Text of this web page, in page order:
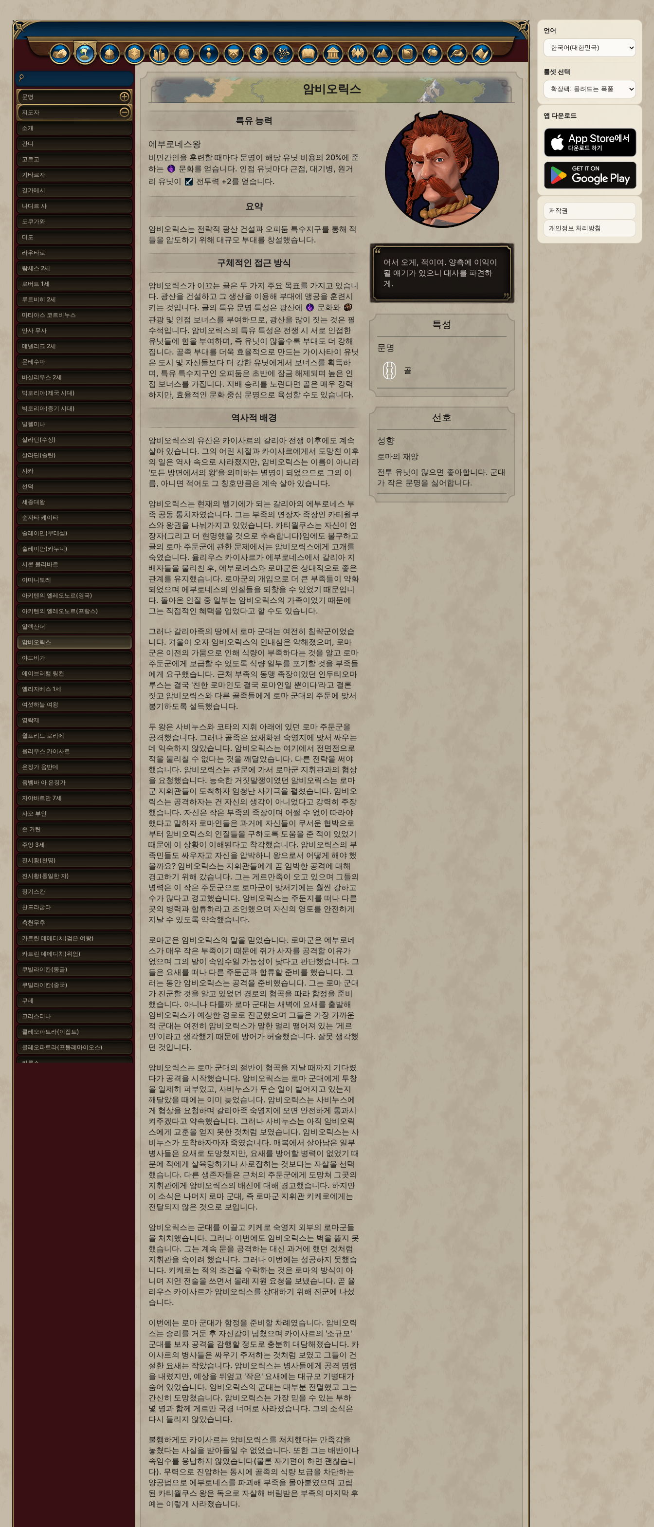
문명
지도자
소개
간디
고르고
기타르자
길가메시
나디르 샤
도쿠가와
디도
라우타로
람세스 2세
로버트 1세
루트비히 2세
마티아스 코르비누스
만사 무사
메넬리크 2세
몬테수마
바실리우스 2세
빅토리아(제국 시대)
빅토리아(증기 시대)
빌헬미나
살라딘(수상)
살라딘(술탄)
샤카
선덕
세종대왕
순자타 케이타
술레이만(무테셈)
술레이만(카누니)
시몬 볼리바르
아마니토레
아키텐의 엘레오노르(영국)
아키텐의 엘레오노르(프랑스)
알렉산더
암비오릭스
야드비가
에이브러햄 링컨
엘리자베스 1세
여섯하늘 여왕
영락제
윌프리드 로리에
율리우스 카이사르
은징가 음반데
음벰바 아 은징가
자야바르만 7세
자오 부인
존 커틴
주앙 3세
진시황(천명)
진시황(통일한 자)
징기스칸
찬드라굽타
측천무후
카트린 데메디치(검은 여왕)
카트린 데메디치(위엄)
쿠빌라이칸(몽골)
쿠빌라이칸(중국)
쿠페
크리스티나
클레오파트라(이집트)
클레오파트라(프톨레마이오스)
키루스
암비오릭스
특유 능력
에부로네스왕
비민간인을 훈련할 때마다 문명이 해당 유닛 비용의 20%에 준
하는
문화를 얻습니다. 인접 유닛마다 근접, 대기병, 원거
리 유닛이
전투력 +2를 얻습니다.
요약
암비오릭스는 전략적 광산 건설과 오피둠 특수지구를 통해 적
들을 압도하기 위해 대규모 부대를 창설했습니다.
구체적인 접근 방식
암비오릭스가 이끄는 골은 두 가지 주요 목표를 가지고 있습니
다. 광산을 건설하고 그 생산을 이용해 부대에 맹공을 훈련시
키는 것입니다. 골의 특유 문명 특성은 광산에
문화와
관광 및 인접 보너스를 부여하므로, 광산을 많이 짓는 것은 필
수적입니다. 암비오릭스의 특유 특성은 전쟁 시 서로 인접한
유닛들에 힘을 부여하며, 즉 유닛이 많을수록 부대도 더 강해
집니다. 골족 부대를 더욱 효율적으로 만드는 가이사타이 유닛
은 도시 및 자신들보다 더 강한 유닛에게서 보너스를 획득하
며, 특유 특수지구인 오피둠은 초반에 잠금 해제되며 높은 인
접 보너스를 가집니다. 지배 승리를 노린다면 골은 매우 강력
하지만, 효율적인 문화 중심 문명으로 육성할 수도 있습니다.
역사적 배경
암비오릭스의 유산은 카이사르의 갈리아 전쟁 이후에도 계속
살아 있습니다. 그의 어린 시절과 카이사르에게서 도망친 이후
의 일은 역사 속으로 사라졌지만, 암비오릭스는 이름이 아니라
'모든 방면에서의 왕'을 의미하는 별명이 되었으므로 그의 이
름, 아니면 적어도 그 칭호만큼은 계속 살아 있습니다.
암비오릭스는 현재의 벨기에가 되는 갈리아의 에부로네스 부
족 공동 통치자였습니다. 그는 부족의 연장자 족장인 카티월쿠
스와 왕권을 나눠가지고 있었습니다. 카티월쿠스는 자신이 연
장자(그리고 더 현명했을 것으로 추측합니다)임에도 불구하고
골의 로마 주둔군에 관한 문제에서는 암비오릭스에게 고개를
숙였습니다. 율리우스 카이사르가 에부로네스에서 갈리아 지
배자들을 물리친 후, 에부로네스와 로마군은 상대적으로 좋은
관계를 유지했습니다. 로마군의 개입으로 더 큰 부족들이 약화
되었으며 에부로네스의 인질들을 되찾을 수 있었기 때문입니
다. 돌아온 인질 중 일부는 암비오릭스의 가족이었기 때문에
그는 직접적인 혜택을 입었다고 할 수도 있습니다.
그러나 갈리아족의 땅에서 로마 군대는 여전히 침략군이었습
니다. 겨울이 오자 암비오릭스의 인내심은 약해졌으며, 로마
군은 이전의 가뭄으로 인해 식량이 부족하다는 것을 알고 로마
주둔군에게 보급할 수 있도록 식량 일부를 포기할 것을 부족들
에게 요구했습니다. 근처 부족의 동맹 족장이었던 인두티오마
루스는 결국 '친한 로마인도 결국 로마인일 뿐이다'라고 결론
짓고 암비오릭스와 다른 골족들에게 로마 군대의 주둔에 맞서
봉기하도록 설득했습니다.
두 왕은 사비누스와 코타의 지휘 아래에 있던 로마 주둔군을
공격했습니다. 그러나 골족은 요새화된 숙영지에 맞서 싸우는
데 익숙하지 않았습니다. 암비오릭스는 여기에서 전면전으로
적을 물리칠 수 없다는 것을 깨달았습니다. 다른 전략을 써야
했습니다. 암비오릭스는 관문에 가서 로마군 지휘관과의 협상
을 요청했습니다. 능숙한 거짓말쟁이였던 암비오릭스는 로마
군 지휘관들이 도착하자 엄청난 사기극을 펼쳤습니다. 암비오
릭스는 공격하자는 건 자신의 생각이 아니었다고 강력히 주장
했습니다. 자신은 작은 부족의 족장이며 어쩔 수 없이 따라야
했다고 말하자 로마인들은 과거에 자신들이 무서운 협박으로
부터 암비오릭스의 인질들을 구하도록 도움을 준 적이 있었기
때문에 이 상황이 이해된다고 착각했습니다. 암비오릭스의 부
족민들도 싸우자고 자신을 압박하니 왕으로서 어떻게 해야 했
을까요? 암비오릭스는 지휘관들에게 곧 임박한 공격에 대해
경고하기 위해 갔습니다. 그는 게르만족이 오고 있으며 그들의
병력은 이 작은 주둔군으로 로마군이 맞서기에는 훨씬 강하고
수가 많다고 경고했습니다. 암비오릭스는 주둔지를 떠나 다른
곳의 병력과 합류하라고 조언했으며 자신의 영토를 안전하게
지날 수 있도록 약속했습니다.
로마군은 암비오릭스의 말을 믿었습니다. 로마군은 에부로네
스가 매우 작은 부족이기 때문에 쥐가 사자를 공격할 이유가
없으며 그의 말이 속임수일 가능성이 낮다고 판단했습니다. 그
들은 요새를 떠나 다른 주둔군과 합류할 준비를 했습니다. 그
러는 동안 암비오릭스는 공격을 준비했습니다. 그는 로마 군대
가 진군할 것을 알고 있었던 경로의 협곡을 따라 함정을 준비
했습니다. 아니나 다를까 로마 군대는 새벽에 요새를 출발해
암비오릭스가 예상한 경로로 진군했으며 그들은 가장 가까운
적 군대는 여전히 암비오릭스가 말한 멀리 떨어져 있는 '게르
만'이라고 생각했기 때문에 방어가 허술했습니다. 잘못 생각했
던 것입니다.
암비오릭스는 로마 군대의 절반이 협곡을 지날 때까지 기다렸
다가 공격을 시작했습니다. 암비오릭스는 로마 군대에게 투창
을 일제히 퍼부었고, 사비누스가 무슨 일이 벌어지고 있는지
깨달았을 때에는 이미 늦었습니다. 암비오릭스는 사비누스에
게 협상을 요청하며 갈리아족 숙영지에 오면 안전하게 통과시
켜주겠다고 약속했습니다. 그러나 사비누스는 아직 암비오릭
스에게 교훈을 얻지 못한 것처럼 보였습니다. 암비오릭스는 사
비누스가 도착하자마자 죽였습니다. 매복에서 살아남은 일부
병사들은 요새로 도망쳤지만, 요새를 방어할 병력이 없었기 때
문에 적에게 살육당하거나 사로잡히는 것보다는 자살을 선택
했습니다. 다른 생존자들은 근처의 주둔군에게 도망쳐 그곳의
지휘관에게 암비오릭스의 배신에 대해 경고했습니다. 하지만
이 소식은 나머지 로마 군대, 즉 로마군 지휘관 키케로에게는
전달되지 않은 것으로 보입니다.
암비오릭스는 군대를 이끌고 키케로 숙영지 외부의 로마군들
을 처치했습니다. 그러나 이번에도 암비오릭스는 벽을 뚫지 못
했습니다. 그는 계속 문을 공격하는 대신 과거에 했던 것처럼
지휘관을 속이려 했습니다. 그러나 이번에는 성공하지 못했습
니다. 키케로는 적의 조건을 수락하는 것은 로마의 방식이 아
니며 지연 전술을 쓰면서 몰래 지원 요청을 보냈습니다. 곧 율
리우스 카이사르가 암비오릭스를 상대하기 위해 진군에 나섰
습니다.
이번에는 로마 군대가 함정을 준비할 차례였습니다. 암비오릭
스는 승리를 거둔 후 자신감이 넘쳤으며 카이사르의 '소규모'
군대를 보자 공격을 감행할 정도로 충분히 대담해졌습니다. 카
이사르의 병사들은 싸우기 주저하는 것처럼 보였고 그들이 건
설한 요새는 작았습니다. 암비오릭스는 병사들에게 공격 명령
을 내렸지만, 예상을 뒤엎고 '작은' 요새에는 대규모 기병대가
숨어 있었습니다. 암비오릭스의 군대는 대부분 전멸했고 그는
간신히 도망쳤습니다. 암비오릭스는 가장 믿을 수 있는 부하
몇 명과 함께 게르만 국경 너머로 사라졌습니다. 그의 소식은
다시 들리지 않았습니다.
불행하게도 카이사르는 암비오릭스를 처치했다는 만족감을
놓쳤다는 사실을 받아들일 수 없었습니다. 또한 그는 배반이나
속임수를 용납하지 않았습니다(물론 자기편이 하면 괜찮습니
다). 무력으로 진압하는 동시에 골족의 식량 보급을 차단하는
양공법으로 에부로네스를 파괴해 부족을 몰아붙였으며 고립
된 카티월쿠스 왕은 독으로 자살해 버림받은 부족의 마지막 후
예는 이렇게 사라졌습니다.
어서 오게, 적이여. 양측에 이익이
될 얘기가 있으니 대사를 파견하
게.
특성
문명
골
선호
성향
로마의 재앙
전투 유닛이 많으면 좋아합니다. 군대
가 작은 문명을 싫어합니다.
언어
룰셋 선택
앱 다운로드
저작권
개인정보 처리방침